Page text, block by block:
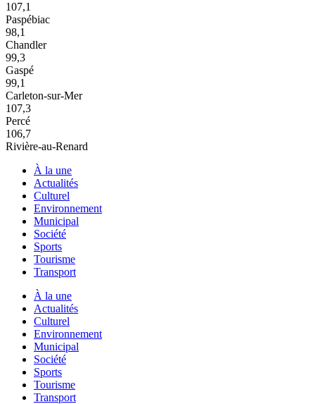
107,1
Paspébiac
98,1
Chandler
99,3
Gaspé
99,1
Carleton-sur-Mer
107,3
Percé
106,7
Rivière-au-Renard
À la une
Actualités
Culturel
Environnement
Municipal
Société
Sports
Tourisme
Transport
À la une
Actualités
Culturel
Environnement
Municipal
Société
Sports
Tourisme
Transport